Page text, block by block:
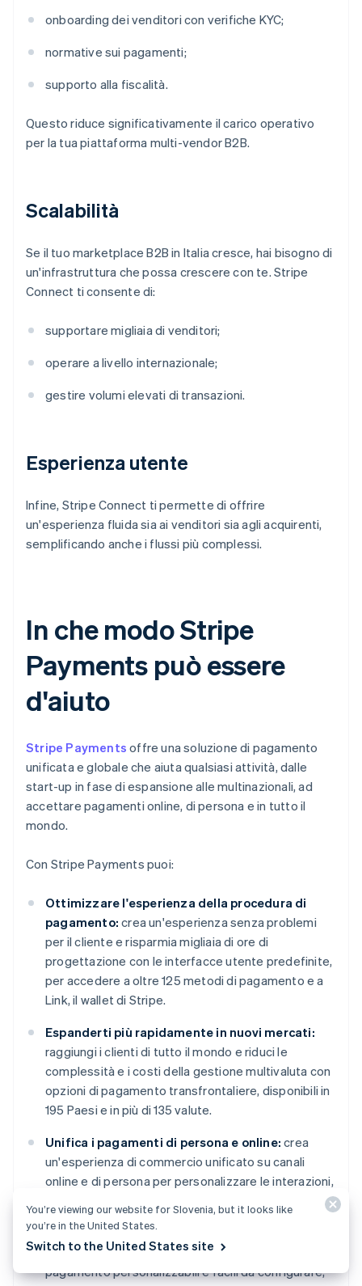
onboarding dei venditori con verifiche KYC;
normative sui pagamenti;
supporto alla fiscalità.
Questo riduce significativamente il carico operativo
per la tua piattaforma multi-vendor B2B.
Scalabilità
Se il tuo marketplace B2B in Italia cresce, hai bisogno di
un'infrastruttura che possa crescere con te. Stripe
Connect ti consente di:
supportare migliaia di venditori;
operare a livello internazionale;
gestire volumi elevati di transazioni.
Esperienza utente
Infine, Stripe Connect ti permette di offrire
un'esperienza fluida sia ai venditori sia agli acquirenti,
semplificando anche i flussi più complessi.
In che modo Stripe
Payments può essere
d'aiuto
Stripe Payments offre una soluzione di pagamento
unificata e globale che aiuta qualsiasi attività, dalle
start-up in fase di espansione alle multinazionali, ad
accettare pagamenti online, di persona e in tutto il
mondo.
Con Stripe Payments puoi:
Ottimizzare l'esperienza della procedura di
pagamento: crea un'esperienza senza problemi
per il cliente e risparmia migliaia di ore di
progettazione con le interfacce utente predefinite,
per accedere a oltre 125 metodi di pagamento e a
Link, il wallet di Stripe.
Espanderti più rapidamente in nuovi mercati:
raggiungi i clienti di tutto il mondo e riduci le
complessità e i costi della gestione multivaluta con
opzioni di pagamento transfrontaliere, disponibili in
195 Paesi e in più di 135 valute.
Unifica i pagamenti di persona e online: crea
un'esperienza di commercio unificato su canali
online e di persona per personalizzare le interazioni,
Migliorare le prestazioni dei pagamenti:
aumenta i ricavi con una gamma di strumenti di
pagamento personalizzabili e facili da configurare,
You’re viewing our website for Slovenia, but it looks like
you’re in the United States.
Switch to the United States site